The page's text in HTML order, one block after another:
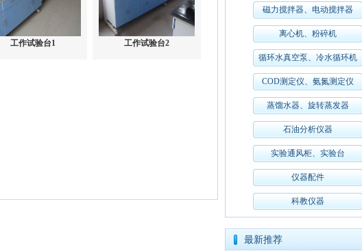
工作试验台1 工作试验台2
磁力搅拌器、电动搅拌器
离心机、粉碎机
循环水真空泵、冷水循环机
COD测定仪、氨氮测定仪
蒸馏水器、旋转蒸发器
石油分析仪器
实验通风柜、实验台
仪器配件
科教仪器
最新推荐